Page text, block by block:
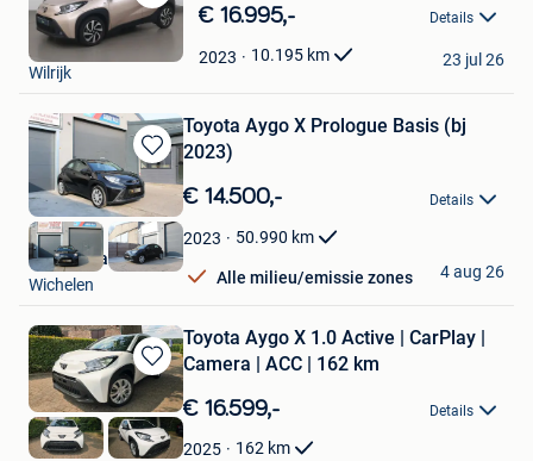
Bewaren
in
€ 16.995,- Details
2023 10.195 km
Cardoen
Wilrijk
23 jul 26
Bewaren
in
Mijn
Favorieten
Toyota Aygo X Prologue Basis (bj
2023)
€ 14.500,- Details
2023 50.990 km
Alle milieu/emissie zones
Garage Rally
Wichelen
4 aug 26
Bewaren
in
Mijn
Favorieten
Toyota Aygo X 1.0 Active | CarPlay |
Camera | ACC | 162 km
€ 16.599,- Details
2025 162 km